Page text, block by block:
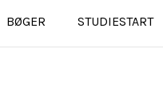
BØGER STUDIESTART